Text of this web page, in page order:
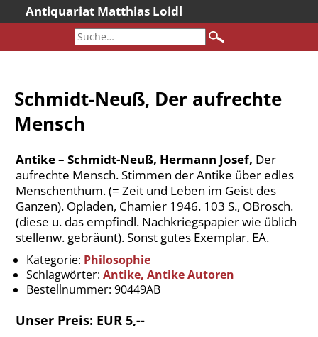
Antiquariat Matthias Loidl
Aktuelles
Neueingänge
Gesamtbestand
Katalogarchiv
Newsletter
Über uns
Kontakt
Warenkorb
Versandkosten
Vertrag widerrufen
Schmidt-Neuß, Der aufrechte
Mensch
Antike – Schmidt-Neuß, Hermann Josef, Der
aufrechte Mensch. Stimmen der Antike über edles
Menschenthum. (= Zeit und Leben im Geist des
Ganzen). Opladen, Chamier 1946. 103 S., OBrosch.
(diese u. das empfindl. Nachkriegspapier wie üblich
stellenw. gebräunt). Sonst gutes Exemplar. EA.
Kategorie: Philosophie
Schlagwörter: Antike, Antike Autoren
Bestellnummer: 90449AB
Unser Preis: EUR 5,--